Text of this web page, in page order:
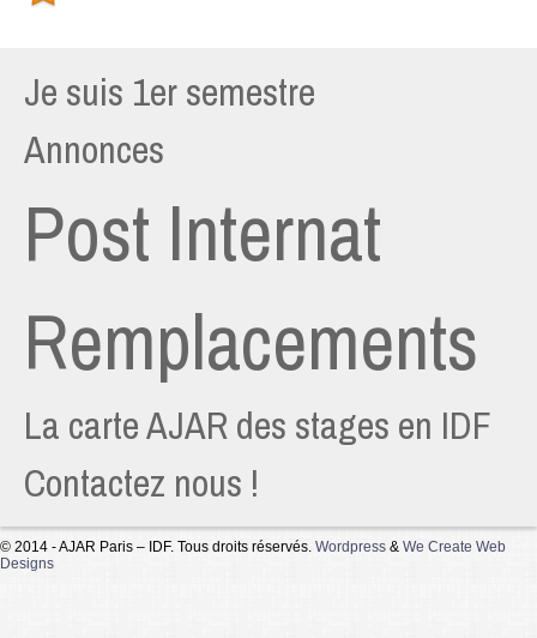
Je suis 1er semestre
Annonces
Post Internat
Remplacements
La carte AJAR des stages en IDF
Contactez nous !
© 2014 - AJAR Paris – IDF. Tous droits réservés. Wordpress & We Create Web
Designs